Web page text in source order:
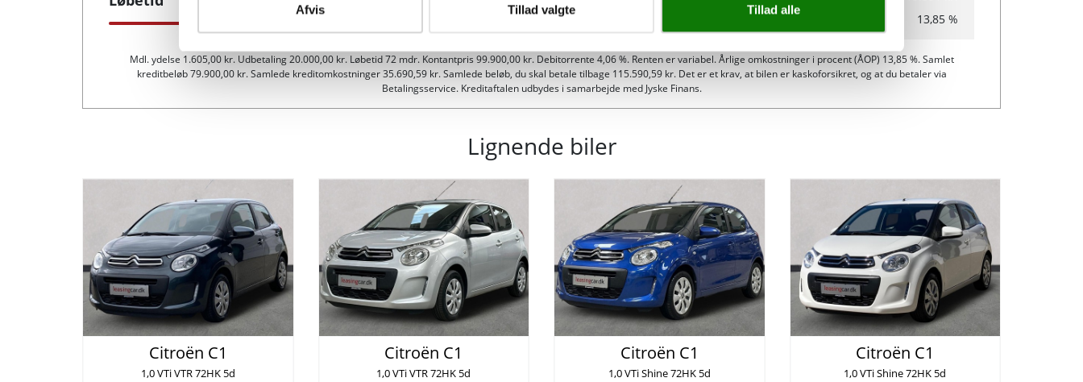
Afvis Tillad valgte Tillad alle
1,62 m 1,46 m 3,47 m
Økonomi
KM/L (WLTP)
20,8
Grøn ejerafgift (årlig)
1.400 kr.
Leveringsomkostninger (inkl.)
4.680 kr.
Finansiering
1.605 kr
13,85 %
Mdl. ydelse 1.605,00 kr. Udbetaling 20.000,00 kr. Løbetid 72 mdr. Kontantpris 99.900,00 kr. Debitorrente 4,06 %. Renten er variabel. Årlige omkostninger i procent (ÅOP) 13,85 %. Samlet
kreditbeløb 79.900,00 kr. Samlede kreditomkostninger 35.690,59 kr. Samlede beløb, du skal betale tilbage 115.590,59 kr. Det er et krav, at bilen er kaskoforsikret, og at du betaler via
Betalingsservice. Kreditaftalen udbydes i samarbejde med Jyske Finans.
Lignende biler
Citroën C1
1,0 VTi VTR 72HK 5d
Citroën C1
1,0 VTi VTR 72HK 5d
Citroën C1
1,0 VTi Shine 72HK 5d
Citroën C1
1,0 VTi Shine 72HK 5d